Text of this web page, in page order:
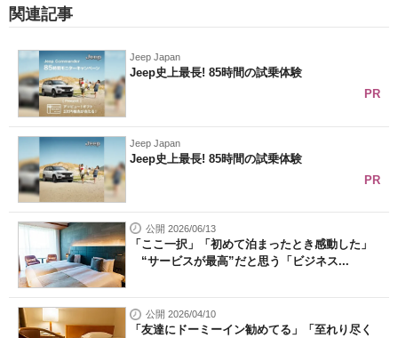
関連記事
Jeep Japan
Jeep史上最長! 85時間の試乗体験
PR
Jeep Japan
Jeep史上最長! 85時間の試乗体験
PR
公開 2026/06/13
「ここ一択」「初めて泊まったとき感動した」
“サービスが最高”だと思う「ビジネス...
公開 2026/04/10
「友達にドーミーイン勧めてる」「至れり尽く